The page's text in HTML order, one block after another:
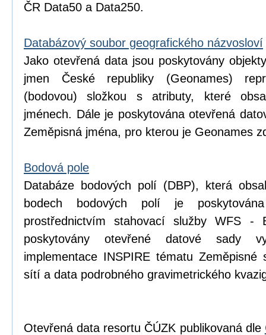
ČR Data50 a Data250.
Databázový soubor geografického názvosloví
Jako otevřená data jsou poskytovány
jmen České republiky (Geonames)
(bodovou) složkou s atributy, které
jménech. Dále je poskytována otevřená
Zeměpisná jména, pro kterou je Geonames
Bodová pole
Databáze bodových polí (DBP), která
bodech bodových polí je
prostřednictvím stahovací služby WFS -
poskytovány otevřené datové sady
implementace INSPIRE tématu Zeměpisné
sítí a data podrobného gravimetrického
Otevřená data resortu ČÚZK publikovaná dle